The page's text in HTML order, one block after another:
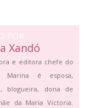
POR
Xandó
e editora chefe do
Marina é esposa,
blogueira, dona de
da Maria Victoria.